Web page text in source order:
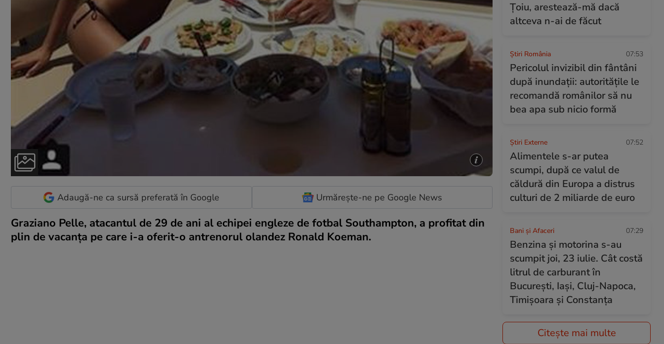
Adaugă-ne ca sursă preferată în Google Urmărește-ne pe Google News
Graziano Pelle, atacantul de 29 de ani al echipei engleze de fotbal Southampton, a profitat din
plin de vacanța pe care i-a oferit-o antrenorul olandez Ronald Koeman.
Țoiu, arestează-mă dacă
altceva n-ai de făcut
Știri România 07:53
Pericolul invizibil din fântâni
după inundații: autoritățile le
recomandă românilor să nu
bea apa sub nicio formă
Știri Externe 07:52
Alimentele s-ar putea
scumpi, după ce valul de
căldură din Europa a distrus
culturi de 2 miliarde de euro
Bani și Afaceri 07:29
Benzina și motorina s-au
scumpit joi, 23 iulie. Cât costă
litrul de carburant în
București, Iași, Cluj-Napoca,
Timișoara și Constanța
Citește mai multe